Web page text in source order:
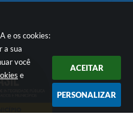
e os cookies:
a sua
você
e
ACEITAR
PERSONALIZAR